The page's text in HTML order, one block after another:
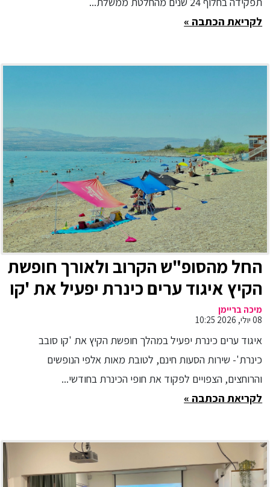
לקריאת הכתבה »
החל מהסופ"ש הקרוב ולאורך חופשת
הקיץ איגוד ערים כינרת יפעיל את 'קו
לטובת הנופשים בחופי הכינרת החל
מה-10.7 ועד ה-27.8
מיכה בריימן
08 יולי, 2026 10:25
איגוד ערים כינרת יפעיל במהלך חופשת הקיץ את 'קו סובב
כינרת'- שירות הסעות חינם, לטובת מאות אלפי הנופשים
והרוחצים, הצפויים לפקוד את חופי הכינרת בחודשי...
לקריאת הכתבה »